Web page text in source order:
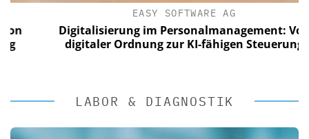
EASY SOFTWARE AG
Digitalisierung im Personalmanagement: Von
digitaler Ordnung zur KI-fähigen Steuerung
LABOR & DIAGNOSTIK